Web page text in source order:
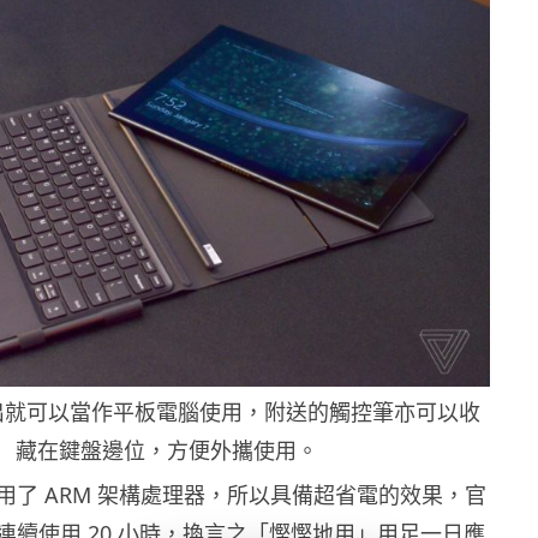
可以當作平板電腦使用，附送的觸控筆亦可以收
藏在鍵盤邊位，方便外攜使用。
了 ARM 架構處理器，所以具備超省電的效果，官